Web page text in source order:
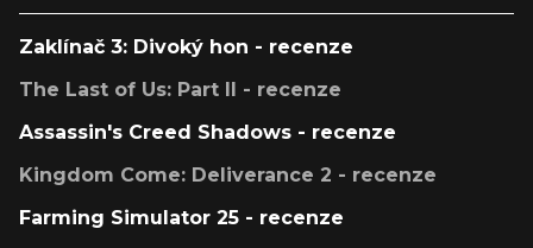
Zaklínač 3: Divoký hon - recenze
The Last of Us: Part II - recenze
Assassin's Creed Shadows - recenze
Kingdom Come: Deliverance 2 - recenze
Farming Simulator 25 - recenze